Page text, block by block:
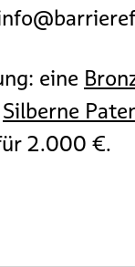
eine
Silberne
2.000 €.